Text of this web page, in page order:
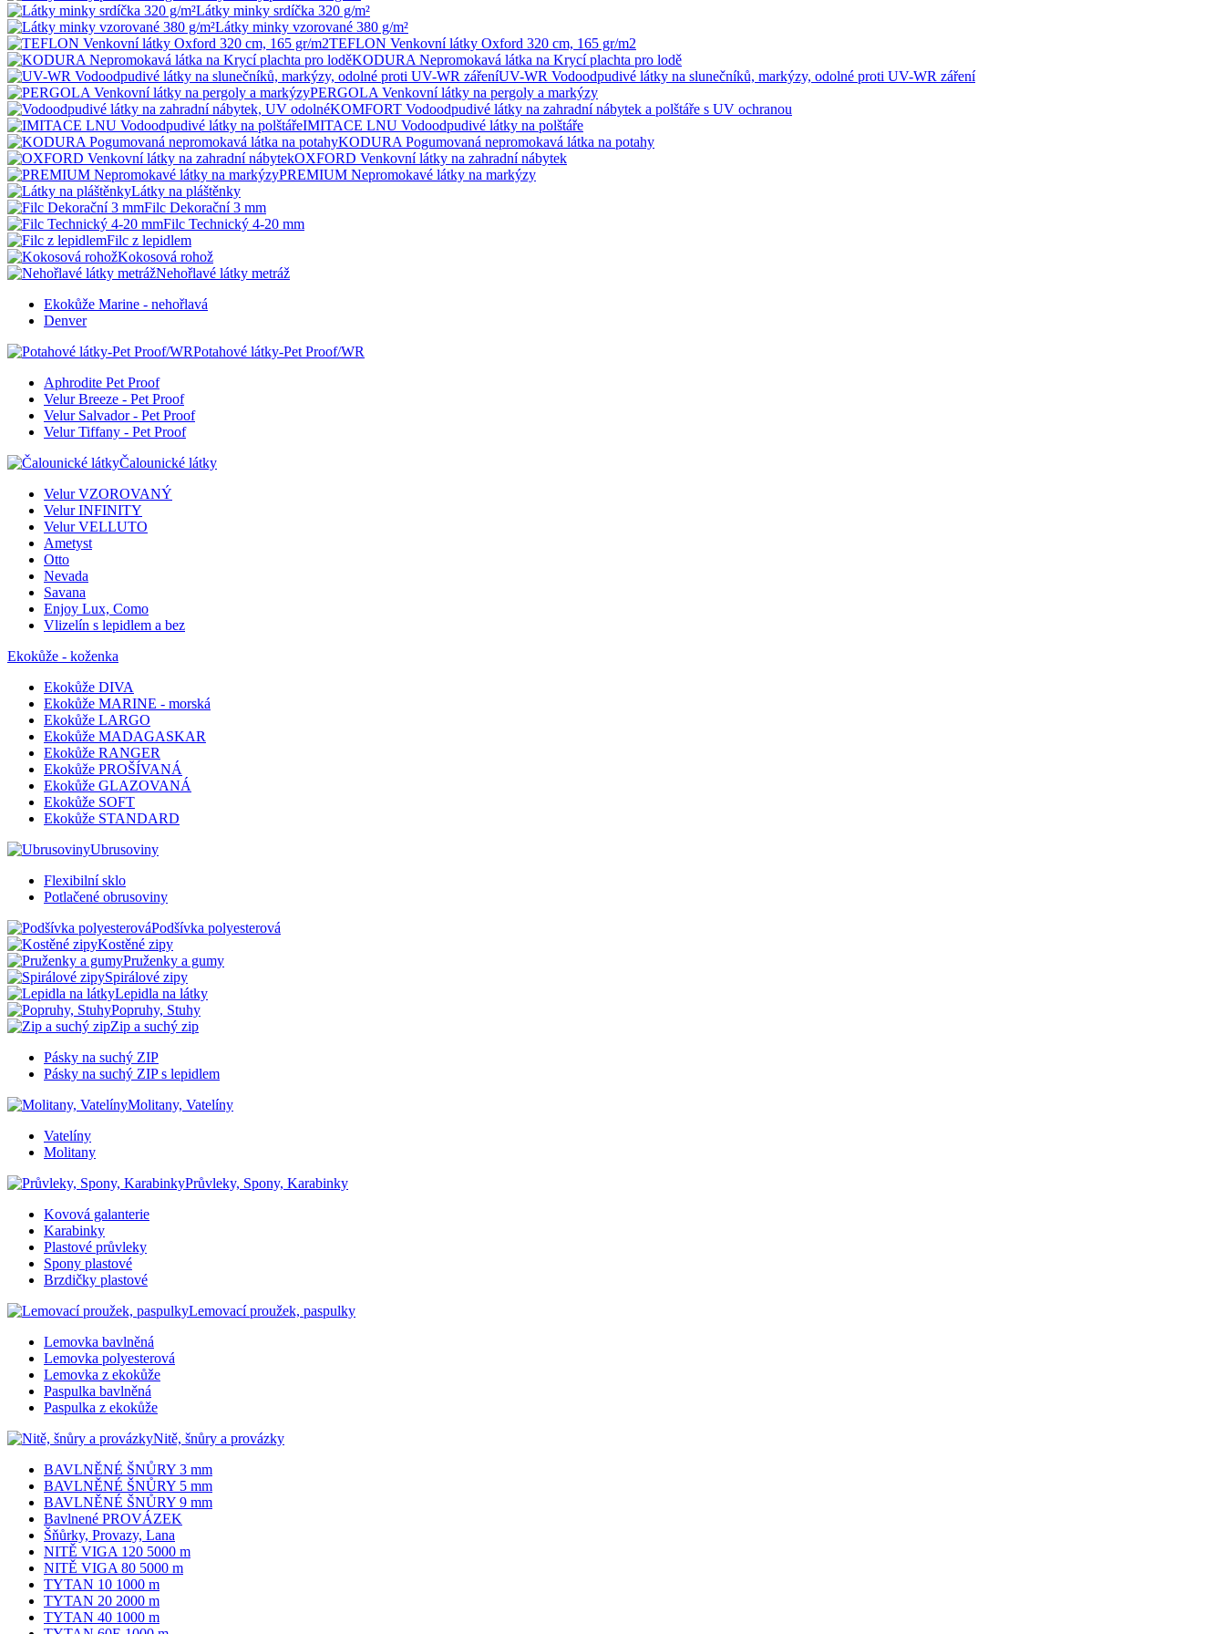
Látky minky srdíčka 320 g/m²
Látky minky vzorované 380 g/m²
TEFLON Venkovní látky Oxford 320 cm, 165 gr/m2
KODURA Nepromokavá látka na Krycí plachta pro lodě
UV-WR Vodoodpudivé látky na slunečníků, markýzy, odolné proti UV-WR záření
PERGOLA Venkovní látky na pergoly a markýzy
KOMFORT Vodoodpudivé látky na zahradní nábytek a polštáře s UV ochranou
IMITACE LNU Vodoodpudivé látky na polštáře
KODURA Pogumovaná nepromokavá látka na potahy
OXFORD Venkovní látky na zahradní nábytek
PREMIUM Nepromokavé látky na markýzy
Látky na pláštěnky
Filc Dekorační 3 mm
Filc Technický 4-20 mm
Filc z lepidlem
Kokosová rohož
Nehořlavé látky metráž
Ekokůže Marine - nehořlavá
Denver
Potahové látky-Pet Proof/WR
Aphrodite Pet Proof
Velur Breeze - Pet Proof
Velur Salvador - Pet Proof
Velur Tiffany - Pet Proof
Čalounické látky
Velur VZOROVANÝ
Velur INFINITY
Velur VELLUTO
Ametyst
Otto
Nevada
Savana
Enjoy Lux, Como
Vlizelín s lepidlem a bez
Ekokůže - koženka
Ekokůže DIVA
Ekokůže MARINE - morská
Ekokůže LARGO
Ekokůže MADAGASKAR
Ekokůže RANGER
Ekokůže PROŠÍVANÁ
Ekokůže GLAZOVANÁ
Ekokůže SOFT
Ekokůže STANDARD
Ubrusoviny
Flexibilní sklo
Potlačené obrusoviny
Podšívka polyesterová
Kostěné zipy
Pruženky a gumy
Spirálové zipy
Lepidla na látky
Popruhy, Stuhy
Zip a suchý zip
Pásky na suchý ZIP
Pásky na suchý ZIP s lepidlem
Molitany, Vatelíny
Vatelíny
Molitany
Průvleky, Spony, Karabinky
Kovová galanterie
Karabinky
Plastové průvleky
Spony plastové
Brzdičky plastové
Lemovací proužek, paspulky
Lemovka bavlněná
Lemovka polyesterová
Lemovka z ekokůže
Paspulka bavlněná
Paspulka z ekokůže
Nitě, šnůry a provázky
BAVLNĚNÉ ŠNŮRY 3 mm
BAVLNĚNÉ ŠNŮRY 5 mm
BAVLNĚNÉ ŠNŮRY 9 mm
Bavlnené PROVÁZEK
Šňůrky, Provazy, Lana
NITĚ VIGA 120 5000 m
NITĚ VIGA 80 5000 m
TYTAN 10 1000 m
TYTAN 20 2000 m
TYTAN 40 1000 m